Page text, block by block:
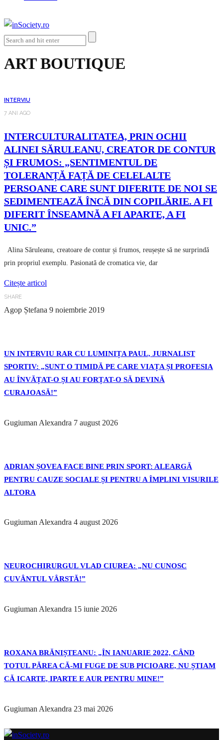
ART BOUTIQUE
INTERVIU
7 ANI AGO
INTERCULTURALITATEA, PRIN OCHII
ALINEI SĂRULEANU, CREATOR DE CONTUR
ȘI FRUMOS: „SENTIMENTUL DE
TOLERANȚĂ FAȚĂ DE CELELALTE
PERSOANE CARE SUNT DIFERITE DE NOI SE
SEDIMENTEAZĂ ÎNCĂ DIN COPILĂRIE. A FI
DIFERIT ÎNSEAMNĂ A FI APARTE, A FI
UNIC.”
Alina Săruleanu, creatoare de contur și frumos, reușește să ne surprindă
prin propriul exemplu. Pasionată de cromatica vie, dar
Citește articol
SHARE
Agop Ștefana 9 noiembrie 2019
UN INTERVIU RAR CU LUMINIȚA PAUL, JURNALIST
SPORTIV: „SUNT O TIMIDĂ PE CARE VIAȚA ȘI PROFESIA
AU ÎNVĂȚAT-O ȘI AU FORȚAT-O SĂ DEVINĂ
CURAJOASĂ!”
Gugiuman Alexandra 7 august 2026
ADRIAN ȘOVEA FACE BINE PRIN SPORT: ALEARGĂ
PENTRU CAUZE SOCIALE ȘI PENTRU A ÎMPLINI VISURILE
ALTORA
Gugiuman Alexandra 4 august 2026
NEUROCHIRURGUL VLAD CIUREA: „NU CUNOSC
CUVÂNTUL VÂRSTĂ!”
Gugiuman Alexandra 15 iunie 2026
ROXANA BRĂNIȘTEANU: „ÎN IANUARIE 2022, CÂND
TOTUL PĂREA CĂ-MI FUGE DE SUB PICIOARE, NU ȘTIAM
CĂ ICARTE, IPARTE E AUR PENTRU MINE!”
Gugiuman Alexandra 23 mai 2026